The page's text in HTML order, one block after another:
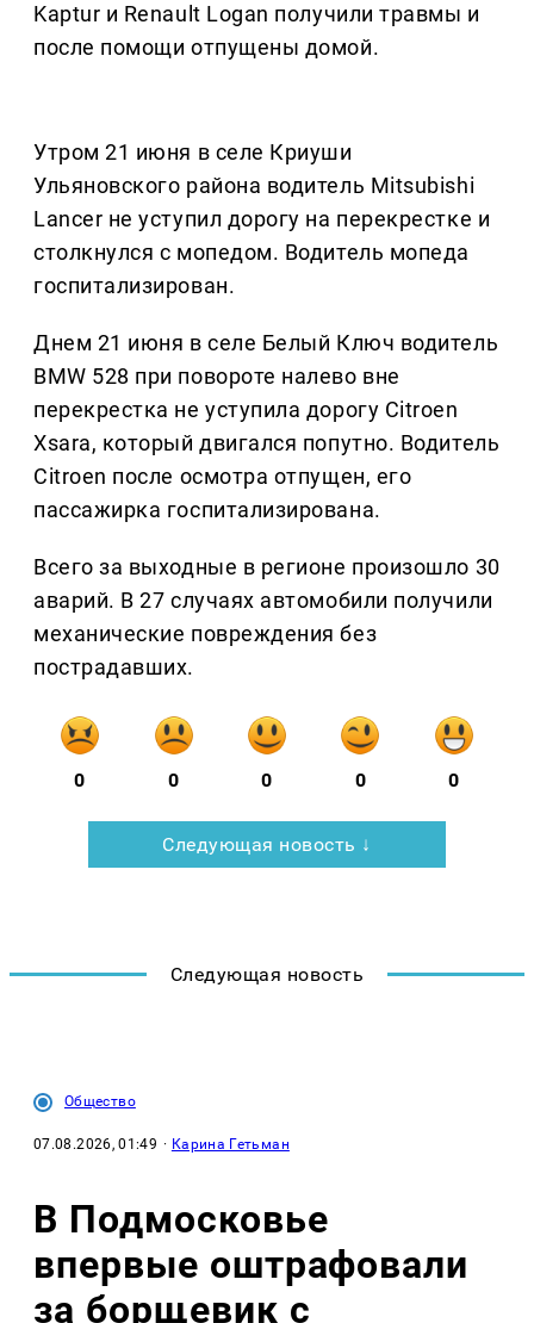
Kaptur и Renault Logan получили травмы и
после помощи отпущены домой.
Утром 21 июня в селе Криуши
Ульяновского района водитель Mitsubishi
Lancer не уступил дорогу на перекрестке и
столкнулся с мопедом. Водитель мопеда
госпитализирован.
Днем 21 июня в селе Белый Ключ водитель
BMW 528 при повороте налево вне
перекрестка не уступила дорогу Citroen
Xsara, который двигался попутно. Водитель
Citroen после осмотра отпущен, его
пассажирка госпитализирована.
Всего за выходные в регионе произошло 30
аварий. В 27 случаях автомобили получили
механические повреждения без
пострадавших.
0 0 0 0 0
Следующая новость ↓
Следующая новость
Общество
07.08.2026, 01:49 · Карина Гетьман
В Подмосковье
впервые оштрафовали
за борщевик с